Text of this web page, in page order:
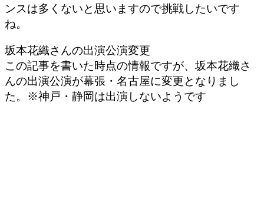
ンスは多くないと思いますので挑戦したいです
ね。
坂本花織さんの出演公演変更
この記事を書いた時点の情報ですが、坂本花織さ
んの出演公演が幕張・名古屋に変更となりまし
た。※神戸・静岡は出演しないようです